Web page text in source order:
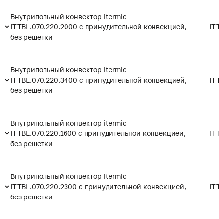
Внутрипольный конвектор itermic
ITTBL.070.220.2000 с принудительной конвекцией,
без решетки
Внутрипольный конвектор itermic
ITTBL.070.220.3400 с принудительной конвекцией,
без решетки
Внутрипольный конвектор itermic
ITTBL.070.220.1600 с принудительной конвекцией,
без решетки
Внутрипольный конвектор itermic
ITTBL.070.220.2300 с принудительной конвекцией,
без решетки